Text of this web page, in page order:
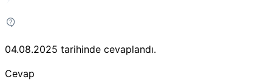
04.08.2025 tarihinde cevaplandı.
Cevap